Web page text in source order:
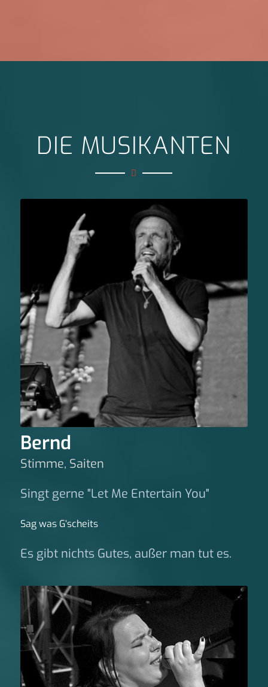
DIE MUSIKANTEN
Bernd
Stimme, Saiten
Singt gerne "Let Me Entertain You"
Sag was G‘scheits
Es gibt nichts Gutes, außer man tut es.